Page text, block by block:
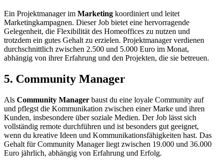
Ein Projektmanager im Marketing koordiniert und leitet
Marketingkampagnen. Dieser Job bietet eine hervorragende
Gelegenheit, die Flexibilität des Homeoffices zu nutzen und
trotzdem ein gutes Gehalt zu erzielen. Projektmanager verdienen
durchschnittlich zwischen 2.500 und 5.000 Euro im Monat,
abhängig von ihrer Erfahrung und den Projekten, die sie betreuen.
5. Community Manager
Als Community Manager baust du eine loyale Community auf
und pflegst die Kommunikation zwischen einer Marke und ihren
Kunden, insbesondere über soziale Medien. Der Job lässt sich
vollständig remote durchführen und ist besonders gut geeignet,
wenn du kreative Ideen und Kommunikationsfähigkeiten hast. Das
Gehalt für Community Manager liegt zwischen 19.000 und 36.000
Euro jährlich, abhängig von Erfahrung und Erfolg.